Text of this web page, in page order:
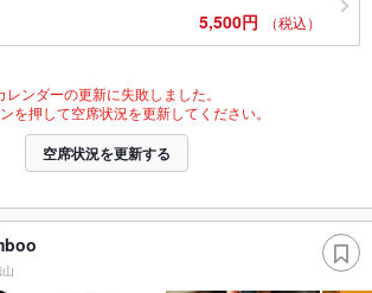
5,500円 （税込）
レンダーの更新に失敗しました。
を押して空席状況を更新してください。
空席状況を更新する